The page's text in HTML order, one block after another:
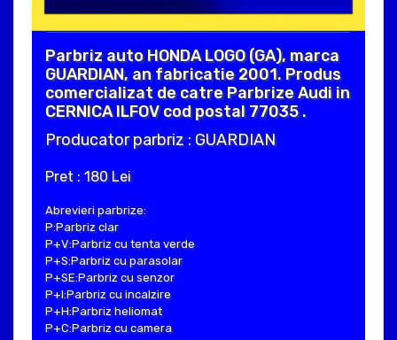
Parbriz auto HONDA LOGO (GA), marca
GUARDIAN, an fabricatie 2001. Produs
comercializat de catre Parbrize Audi in
CERNICA ILFOV cod postal 77035 .
Producator parbriz : GUARDIAN
Pret : 180 Lei
Abrevieri parbrize:
P:Parbriz clar
P+V:Parbriz cu tenta verde
P+S:Parbriz cu parasolar
P+SE:Parbriz cu senzor
P+I:Parbriz cu incalzire
P+H:Parbriz heliomat
P+C:Parbriz cu camera